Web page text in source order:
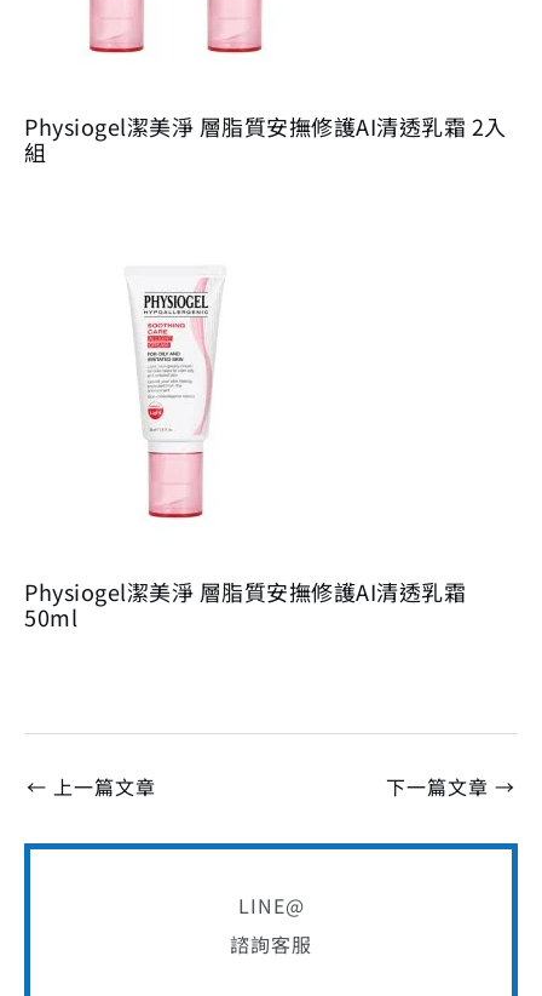
Physiogel潔美淨 層脂質安撫修護AI清透乳霜 2入
組
Physiogel潔美淨 層脂質安撫修護AI清透乳霜
50ml
← 上一篇文章 下一篇文章 →
LINE@
諮詢客服